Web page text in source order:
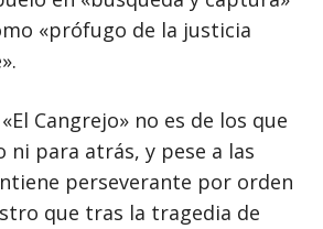
«prófugo de la justicia
Cangrejo» no es de los que
ni para atrás, y pese a las
perseverante por orden
que tras la tragedia de